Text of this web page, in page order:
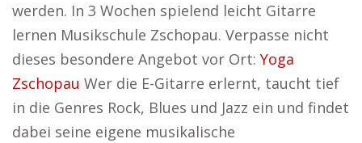
werden. In 3 Wochen spielend leicht Gitarre
lernen Musikschule Zschopau. Verpasse nicht
dieses besondere Angebot vor Ort: Yoga
Zschopau Wer die E-Gitarre erlernt, taucht tief
in die Genres Rock, Blues und Jazz ein und findet
dabei seine eigene musikalische